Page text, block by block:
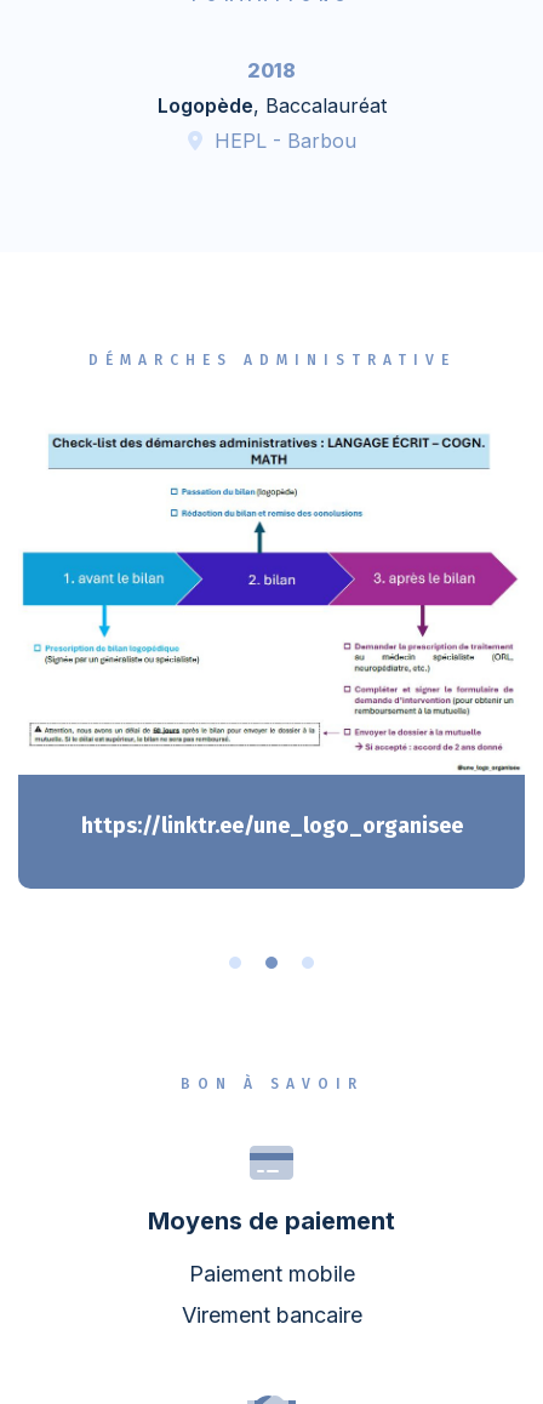
2018
Logopède, Baccalauréat
HEPL - Barbou
DÉMARCHES ADMINISTRATIVE
https://linktr.ee/une_logo_organisee
BON À SAVOIR
Moyens de paiement
Paiement mobile
Virement bancaire